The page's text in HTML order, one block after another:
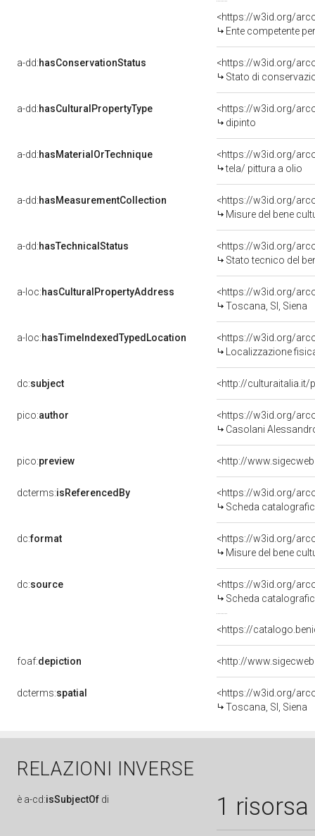
<https://w3id.org/
Ente competente per tutela
a-dd:hasConservationStatus
<https://w3id.org/
Stato di
a-dd:hasCulturalPropertyType
<https://w3id.org/
dipinto
a-dd:hasMaterialOrTechnique
<https://w3id.org/
tela/ pittura a olio
a-dd:hasMeasurementCollection
<https://w3id.org/
Misure del bene
a-dd:hasTechnicalStatus
<https://w3id.org/
Stato tecnico del
a-loc:hasCulturalPropertyAddress
<https://w3id.org/
Toscana, SI, Siena
a-loc:hasTimeIndexedTypedLocation
<https://w3id.org/
Localizzazione
dc:subject <http://culturaitalia.it/
pico:author
<https://w3id.org/
Casolani
pico:preview <http://
dcterms:isReferencedBy
<https://w3id.org/
Scheda
dc:format
<https://w3id.org/
Misure del bene
dc:source
<https://w3id.org/
Scheda
<https://
foaf:depiction <http://
dcterms:spatial
<https://w3id.org/
Toscana, SI, Siena
RELAZIONI INVERSE
è a-cd:isSubjectOf di 1 risorsa